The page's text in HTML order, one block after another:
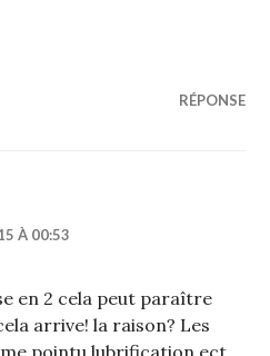
RÉPONSE
À 00:53
en 2 cela peut paraître
arrive! la raison? Les
pointu,lubrification ect